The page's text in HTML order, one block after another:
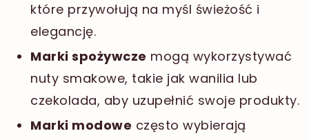
które przywołują na myśl świeżość i
elegancję.
Marki spożywcze mogą wykorzystywać
nuty smakowe, takie jak wanilia lub
czekolada, aby uzupełnić swoje produkty.
Marki modowe często wybierają